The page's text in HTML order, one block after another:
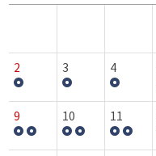
2 3 4
9 10 11